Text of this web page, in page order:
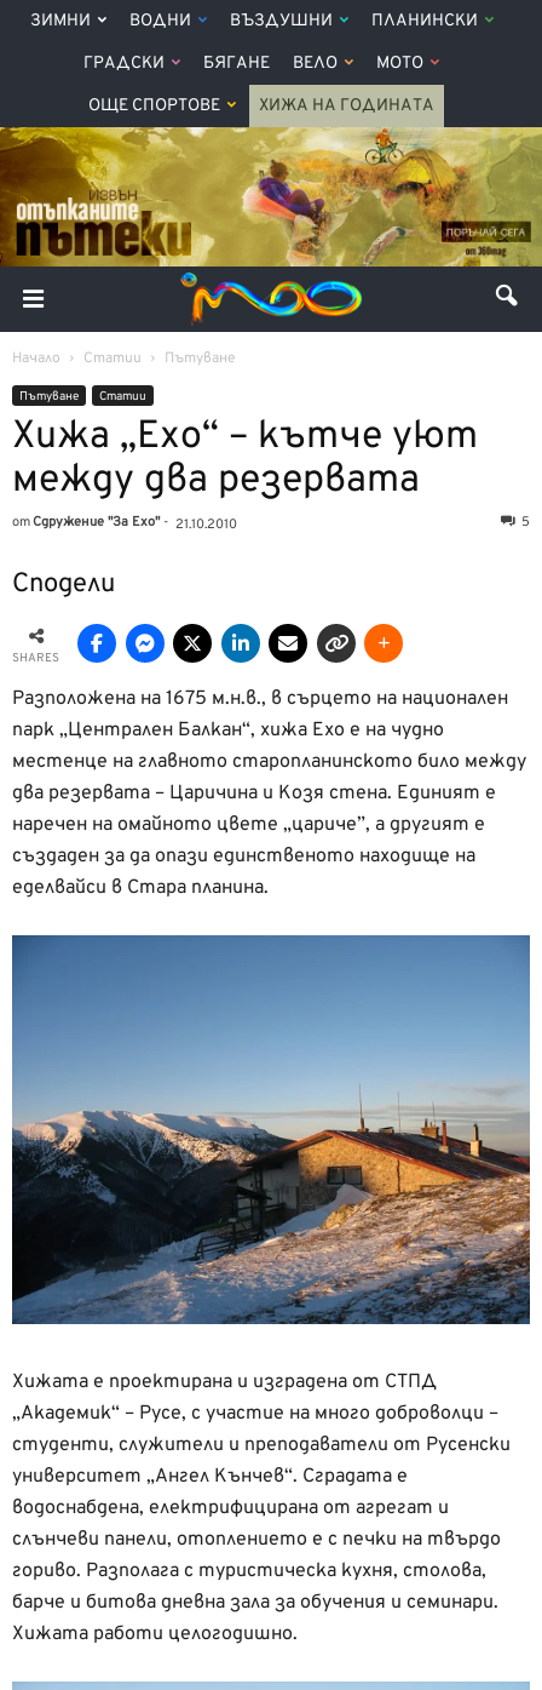
ЗИМНИ ВОДНИ ВЪЗДУШНИ ПЛАНИНСКИ
ГРАДСКИ БЯГАНЕ ВЕЛО МОТО
ОЩЕ СПОРТОВЕ ХИЖА НА ГОДИНАТА
Начало Статии Пътуване
Пътуване Статии
Хижа „Ехо“ – кътче уют
между два резервата
отСдружение "За Ехо"- 21.10.2010 5
Сподели
SHARES
Разположена на 1675 м.н.в., в сърцето на национален
парк „Централен Балкан“, хижа Ехо е на чудно
местенце на главното старопланинското било между
два резервата – Царичина и Козя стена. Единият е
наречен на омайното цвете „цариче”, а другият е
създаден за да опази единственото находище на
еделвайси в Стара планина.
Хижата е проектирана и изградена от СТПД
„Академик“ – Русе, с участие на много доброволци –
студенти, служители и преподаватели от Русенски
университет „Ангел Кънчев“. Сградата е
водоснабдена, електрифицирана от агрегат и
слънчеви панели, отоплението е с печки на твърдо
гориво. Разполага с туристическа кухня, столова,
барче и битова дневна зала за обучения и семинари.
Хижата работи целогодишно.